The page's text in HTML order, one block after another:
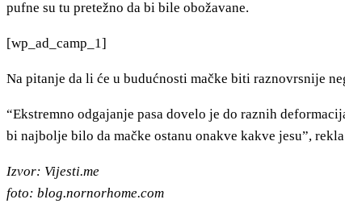
pufne su tu pretežno da bi bile obožavane.
[wp_ad_camp_1]
Na pitanje da li će u budućnosti mačke biti raznovrsnije
“Ekstremno odgajanje pasa dovelo je do raznih
bi najbolje bilo da mačke ostanu onakve kakve jesu”,
Izvor: Vijesti.me
foto: blog.nornorhome.com